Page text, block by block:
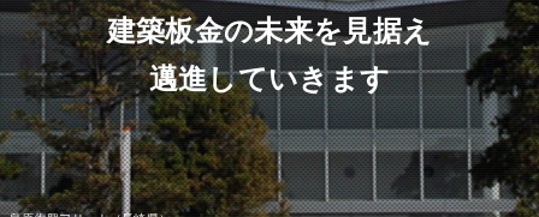
建築板金の未来を見据え
邁進していきます